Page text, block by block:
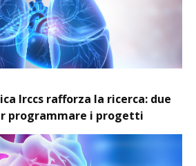
Irccs rafforza la ricerca: due
programmare i progetti